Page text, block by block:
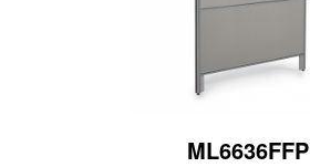
ML6636FFP